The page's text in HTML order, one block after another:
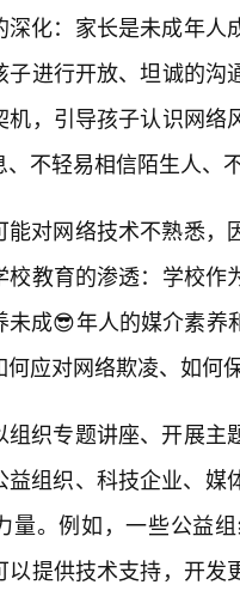
深化：家长是未成年
子进行开放、坦诚的
机，引导孩子认识网
、不轻易相信陌生人、
能对网络技术不熟悉，
校教育的渗透：学校
未成😎年人的媒介素
应对网络欺凌、如何
组织专题讲座、开展
益组织、科技企业、
量。例如，一些公益
以提供技术支持，开